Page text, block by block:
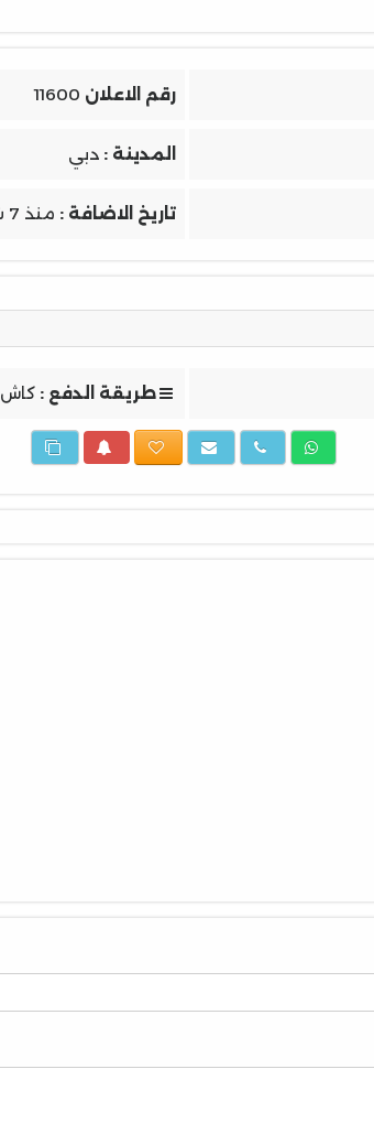
رقم الاعلان 11600
المدينة : دبي
تاريخ الاضافة : منذ 7 شهور
طريقة الدفع : كاش